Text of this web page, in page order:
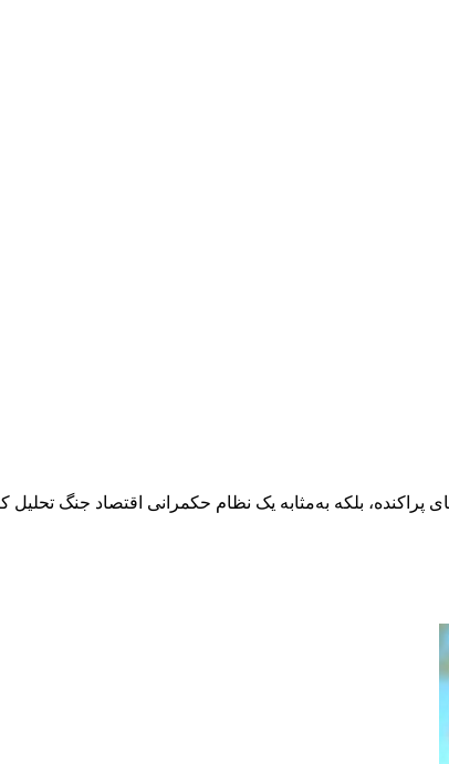
پراکنده، بلکه به‌مثابه یک نظام حکمرانی اقتصاد جنگ